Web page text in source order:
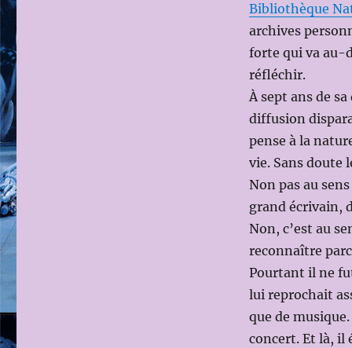
Bibliothèque
archives
forte qui va au-
réfléchir.
À sept ans de
diffusion
pense à la
vie. Sans doute
Non pas au
grand écrivain,
Non, c’est au
reconnaître
Pourtant il ne
lui reprochait
que de
concert. Et là, il